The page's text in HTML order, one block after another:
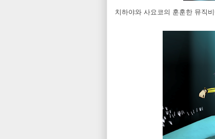
치하야와 사요코의 훈훈한 뮤직